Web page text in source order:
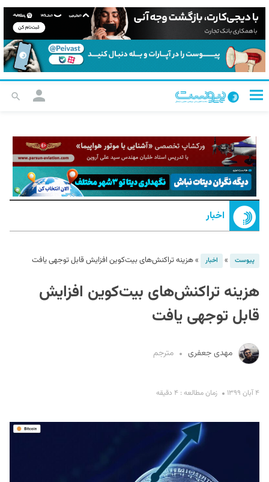
اخبار
پیوست » اخبار »هزینه تراکنش‌های بیت‌کوین افزایش قابل توجهی یافت
هزینه تراکنش‌های بیت‌کوین افزایش
قابل توجهی یافت
مهدی جعفری مترجم
۴ آبان ۱۳۹۹ زمان مطالعه : ۴ دقیقه